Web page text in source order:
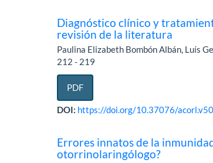
Diagnóstico clínico y
revisión de la literatura
Paulina Elizabeth Bombón Albán, Luís
212 - 219
PDF
DOI: https://doi.org/10.37076/
Errores innatos de la
otorrinolaringólogo?